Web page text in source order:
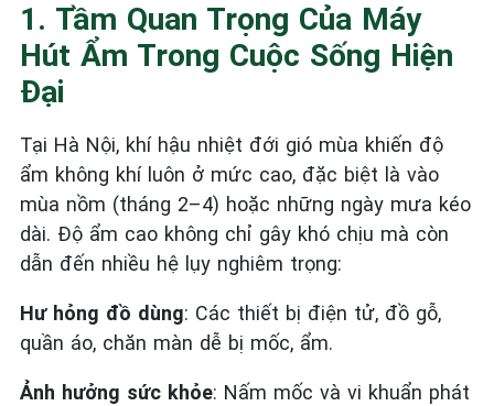
1. Tầm Quan Trọng Của Máy
Hút Ẩm Trong Cuộc Sống Hiện
Đại
Tại Hà Nội, khí hậu nhiệt đới gió mùa khiến độ
ẩm không khí luôn ở mức cao, đặc biệt là vào
mùa nồm (tháng 2–4) hoặc những ngày mưa kéo
dài. Độ ẩm cao không chỉ gây khó chịu mà còn
dẫn đến nhiều hệ lụy nghiêm trọng:
Hư hỏng đồ dùng: Các thiết bị điện tử, đồ gỗ,
quần áo, chăn màn dễ bị mốc, ẩm.
Ảnh hưởng sức khỏe: Nấm mốc và vi khuẩn phát